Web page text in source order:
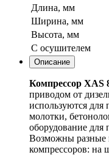
Длина, мм
Ширина, мм
Высота, мм
С осушителем
Описание
Компрессор XAS
приводом от
используются для
молотки,
оборудование для
Возможны разные
компрессоров: на